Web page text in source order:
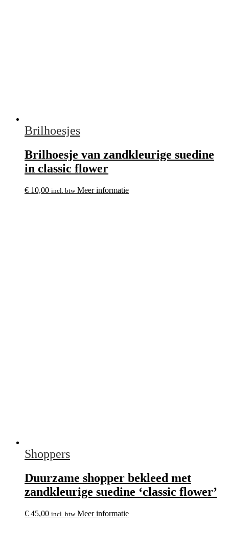
Brilhoesjes
Brilhoesje van zandkleurige suedine
in classic flower
€ 10,00 incl. btw Meer informatie
Shoppers
Duurzame shopper bekleed met
zandkleurige suedine ‘classic flower’
€ 45,00 incl. btw Meer informatie